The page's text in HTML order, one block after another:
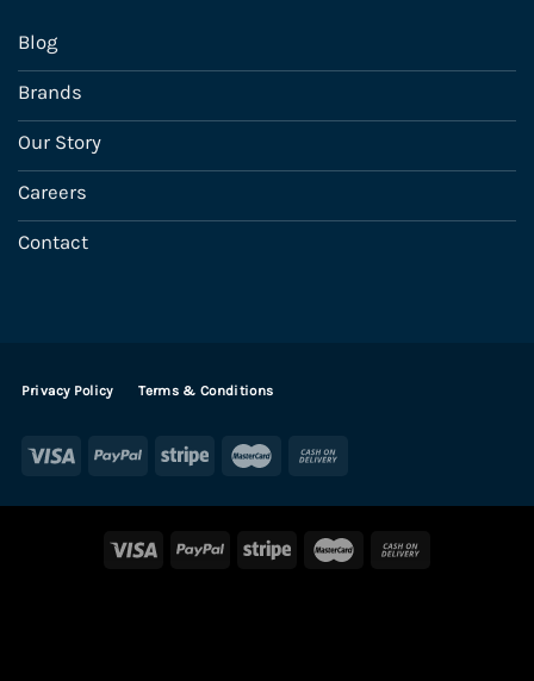
Blog
Brands
Our Story
Careers
Contact
Privacy Policy Terms & Conditions